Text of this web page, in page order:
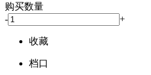
购买数量
-
+
收藏
档口